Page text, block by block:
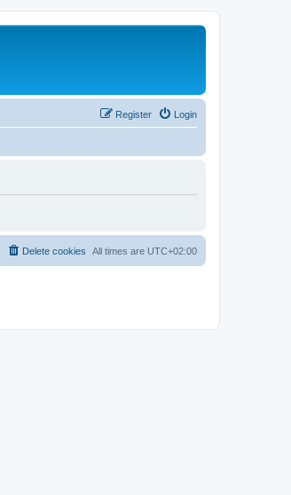
Login
Register
All times are UTC+02:00
Delete cookies